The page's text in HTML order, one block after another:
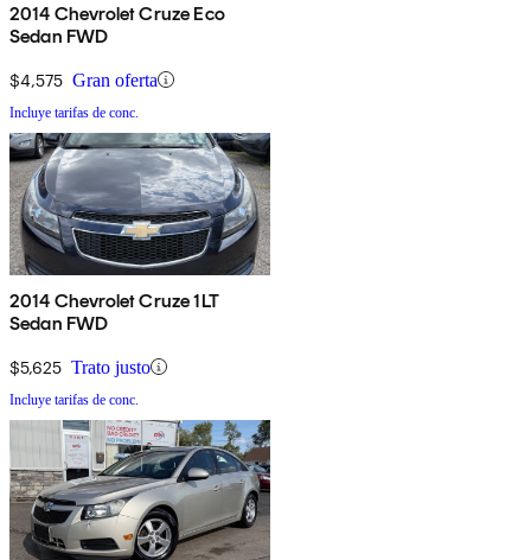
2014 Chevrolet Cruze Eco
Sedan FWD
$4,575 Gran oferta
Incluye tarifas de conc.
2014 Chevrolet Cruze 1LT
Sedan FWD
$5,625 Trato justo
Incluye tarifas de conc.